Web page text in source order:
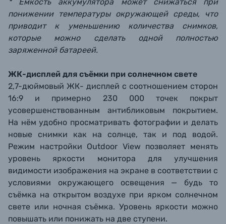
понижении температуры окружающей среды, что
приводит к уменьшению количества снимков,
которые можно сделать одной полностью
заряженной батареей.
ЖК-дисплей для съёмки при солнечном свете
2,7-дюймовый ЖК- дисплей с соотношением сторон
16:9 и примерно 230 000 точек покрыт
усовершенствованным антибликовым покрытием.
На нём удобно просматривать фотографии и делать
новые снимки как на солнце, так и под водой.
Режим настройки Outdoor View позволяет менять
уровень яркости монитора для улучшения
видимости изображения на экране в соответствии с
условиями окружающего освещения — будь то
съёмка на открытом воздухе при ярком солнечном
свете или ночная съёмка. Уровень яркости можно
повышать или понижать на две ступени.